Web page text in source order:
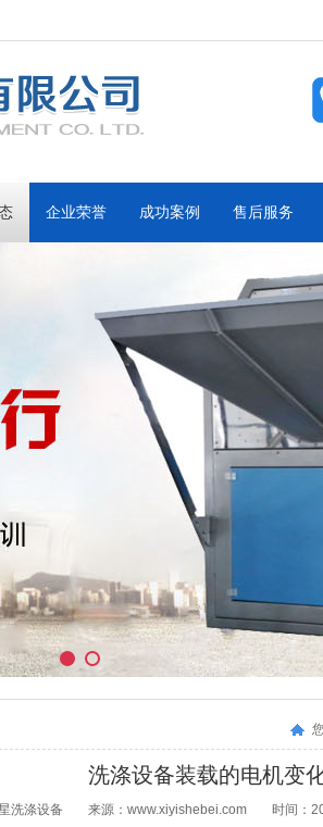
企业荣誉 成功案例 售后服务
洗涤设备装载的电机变
洗涤设备 来源：www.xiyishebei.com 时间：